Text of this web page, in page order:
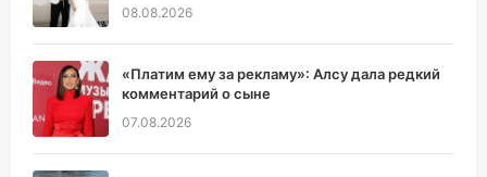
08.08.2026
«Платим ему за рекламу»: Алсу дала редкий
комментарий о сыне
07.08.2026